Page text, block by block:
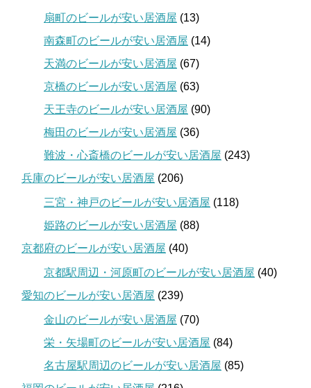
扇町のビールが安い居酒屋 (13)
南森町のビールが安い居酒屋 (14)
天満のビールが安い居酒屋 (67)
京橋のビールが安い居酒屋 (63)
天王寺のビールが安い居酒屋 (90)
梅田のビールが安い居酒屋 (36)
難波・心斎橋のビールが安い居酒屋 (243)
兵庫のビールが安い居酒屋 (206)
三宮・神戸のビールが安い居酒屋 (118)
姫路のビールが安い居酒屋 (88)
京都府のビールが安い居酒屋 (40)
京都駅周辺・河原町のビールが安い居酒屋 (40)
愛知のビールが安い居酒屋 (239)
金山のビールが安い居酒屋 (70)
栄・矢場町のビールが安い居酒屋 (84)
名古屋駅周辺のビールが安い居酒屋 (85)